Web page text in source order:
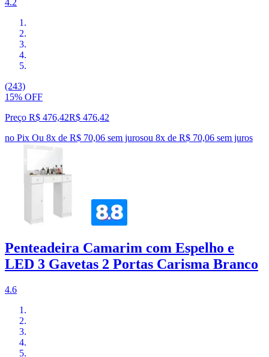
(243)
15% OFF
Preço R$ 476,42R$ 476,42
no Pix Ou 8x de R$ 70,06 sem jurosou 8x de R$ 70,06 sem juros
Penteadeira Camarim com Espelho e
LED 3 Gavetas 2 Portas Carisma Branco
4.6